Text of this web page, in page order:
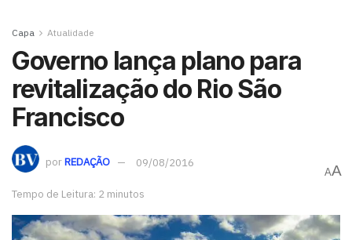
Capa Atualidade
Governo lança plano para
revitalização do Rio São
Francisco
porREDAÇÃO 09/08/2016
Tempo de Leitura: 2 minutos
AA